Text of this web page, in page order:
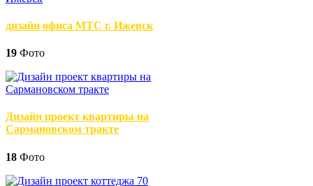
дизайн офиса МТС г. Ижевск
19 Фото
Дизайн проект квартиры на
Сармановском тракте
18 Фото